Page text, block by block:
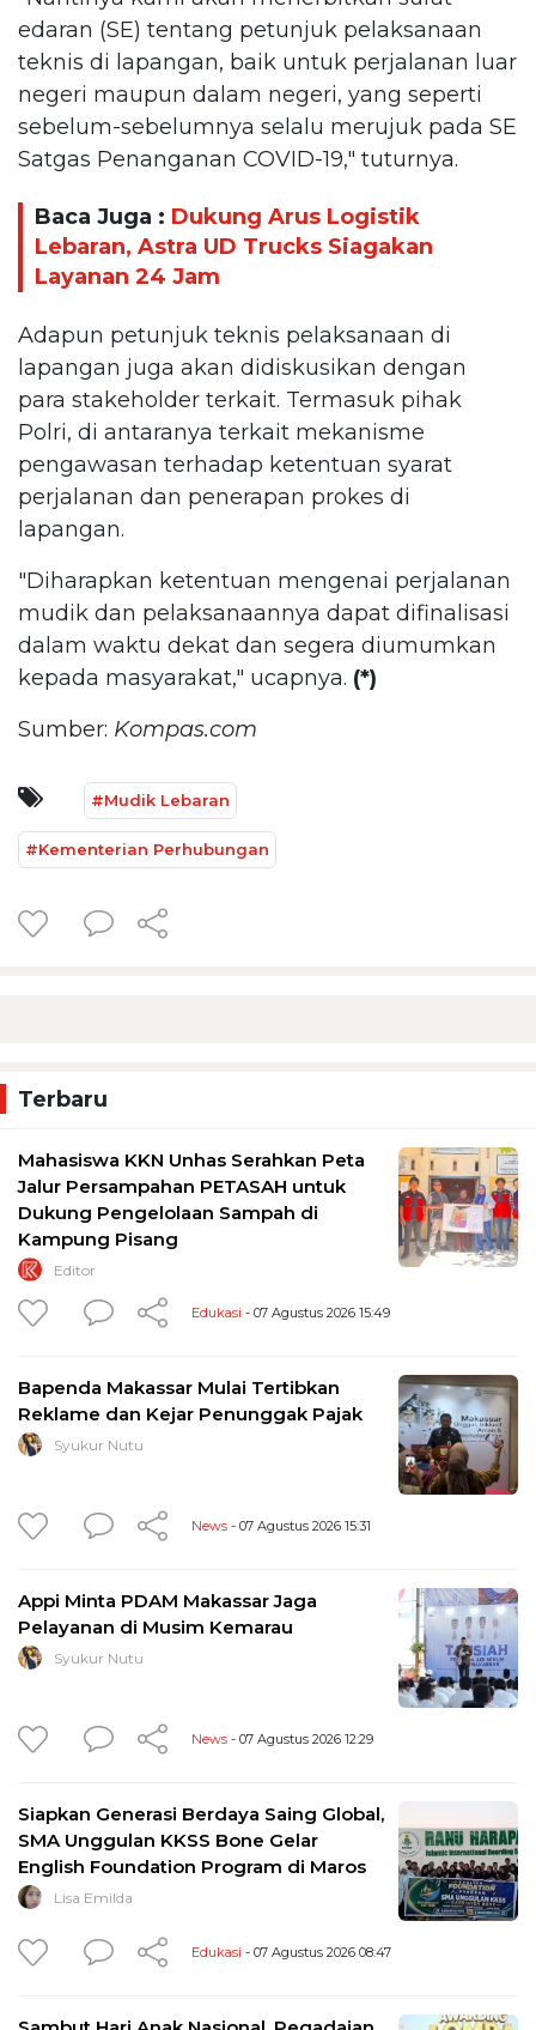
edaran (SE) tentang petunjuk pelaksanaan
teknis di lapangan, baik untuk perjalanan luar
negeri maupun dalam negeri, yang seperti
sebelum-sebelumnya selalu merujuk pada SE
Satgas Penanganan COVID-19," tuturnya.
Baca Juga : Dukung Arus Logistik
Lebaran, Astra UD Trucks Siagakan
Layanan 24 Jam
Adapun petunjuk teknis pelaksanaan di
lapangan juga akan didiskusikan dengan
para stakeholder terkait. Termasuk pihak
Polri, di antaranya terkait mekanisme
pengawasan terhadap ketentuan syarat
perjalanan dan penerapan prokes di
lapangan.
"Diharapkan ketentuan mengenai perjalanan
mudik dan pelaksanaannya dapat difinalisasi
dalam waktu dekat dan segera diumumkan
kepada masyarakat," ucapnya. (*)
Sumber: Kompas.com
#Mudik Lebaran
#Kementerian Perhubungan
Terbaru
Mahasiswa KKN Unhas Serahkan Peta
Jalur Persampahan PETASAH untuk
Dukung Pengelolaan Sampah di
Kampung Pisang
Editor
Edukasi - 07 Agustus 2026 15:49
Bapenda Makassar Mulai Tertibkan
Reklame dan Kejar Penunggak Pajak
Syukur Nutu
News - 07 Agustus 2026 15:31
Appi Minta PDAM Makassar Jaga
Pelayanan di Musim Kemarau
Syukur Nutu
News - 07 Agustus 2026 12:29
Siapkan Generasi Berdaya Saing Global,
SMA Unggulan KKSS Bone Gelar
English Foundation Program di Maros
Lisa Emilda
Edukasi - 07 Agustus 2026 08:47